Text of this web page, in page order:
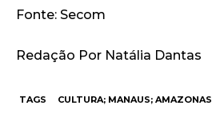
Fonte: Secom
Redação Por Natália Dantas
TAGS CULTURA; MANAUS; AMAZONAS